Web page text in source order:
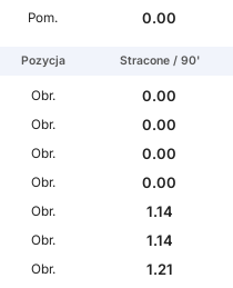
Pom. 0.00
Pozycja Stracone / 90'
Obr.
0.00
Obr.
0.00
Obr.
0.00
Obr.
0.00
Obr.
1.14
Obr.
1.14
Obr.
1.21